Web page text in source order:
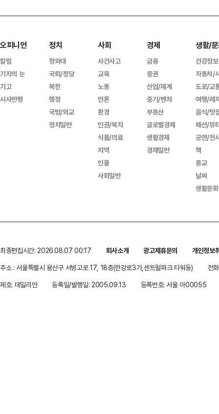
오피니언
칼럼
기자의 눈
기고
시사만평
정치
청와대
국회/정당
북한
행정
국방/외교
정치일반
사회
사건사고
교육
노동
언론
환경
인권/복지
식품/의료
지역
인물
사회일반
경제
금융
증권
산업/재계
중기/벤처
부동산
글로벌경제
생활경제
경제일반
생활/
건강정보
자동차/
도로/교
여행/레
음식/맛
패션/뷰
공연/전
책
종교
날씨
생활문
최종편집시간: 2026.08.07 00:17 회사소개 광고제휴문의
개인정보
주소 : 서울특별시 용산구 서빙고로 17, 18층(한강로3가,센트럴파크 타워동)
전
제호: 데일리안
등록일/발행일: 2005.09.13 등록번호: 서울 아00055